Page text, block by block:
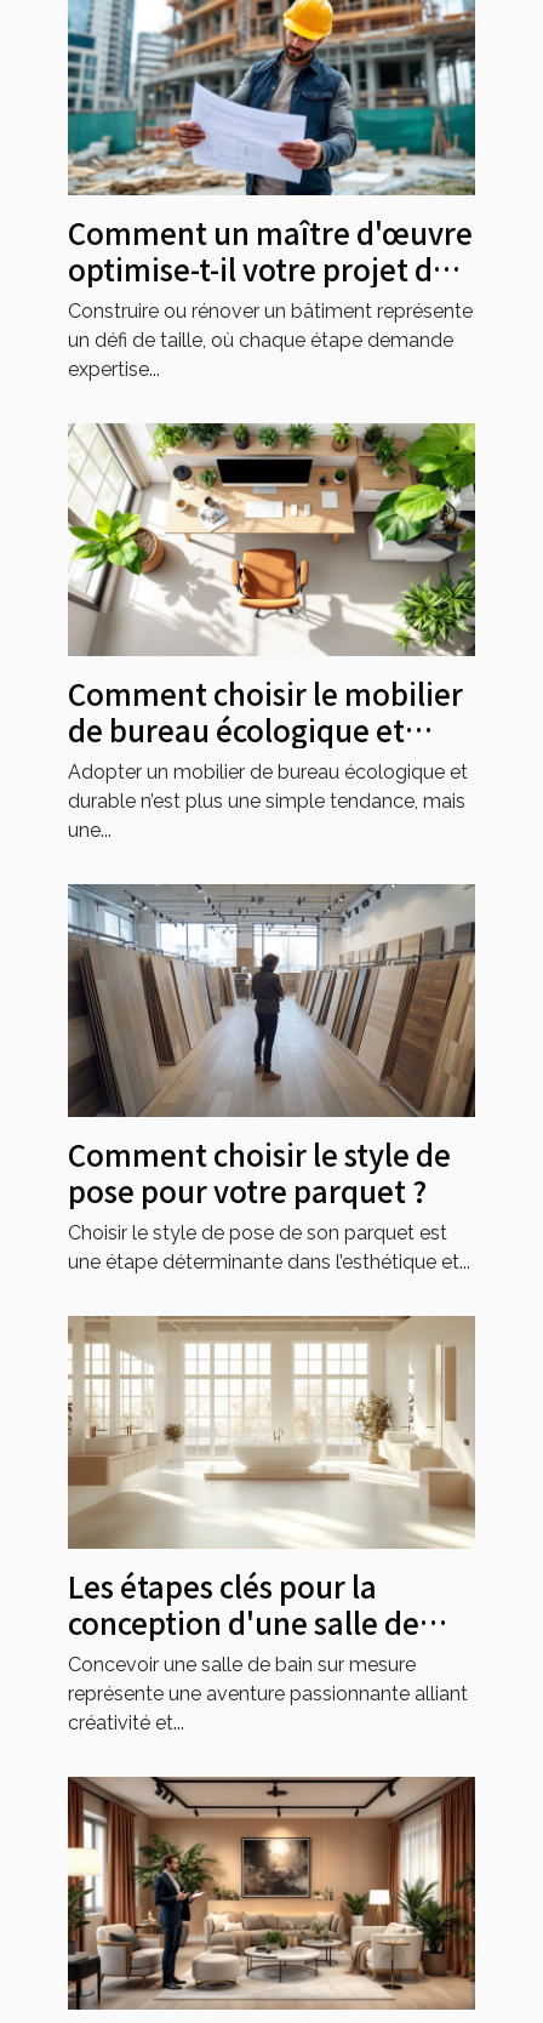
Comment un maître d'œuvre
optimise-t-il votre projet de
construction ?
Construire ou rénover un bâtiment représente
un défi de taille, où chaque étape demande
expertise...
Comment choisir le mobilier
de bureau écologique et
durable ?
Adopter un mobilier de bureau écologique et
durable n’est plus une simple tendance, mais
une...
Comment choisir le style de
pose pour votre parquet ?
Choisir le style de pose de son parquet est
une étape déterminante dans l’esthétique et...
Les étapes clés pour la
conception d'une salle de
bain sur mesure
Concevoir une salle de bain sur mesure
représente une aventure passionnante alliant
créativité et...